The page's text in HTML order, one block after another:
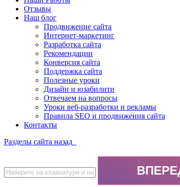
Отзывы
Наш блог
Продвижение сайта
Интернет-маркетинг
Разработка сайта
Рекомендации
Конверсия сайта
Поддержка сайта
Полезные уроки
Дизайн и юзабилити
Отвечаем на вопросы
Уроки веб-разработки и рекламы
Правила SEO и продвижения сайта
Контакты
Разделы сайта назад